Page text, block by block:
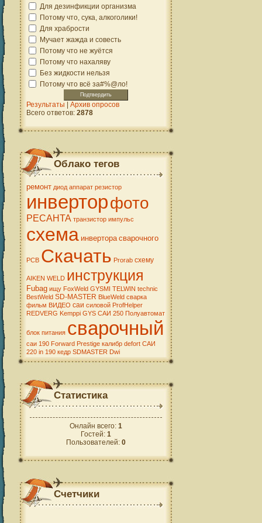
Для дезинфикции организма
Потому что, сука, алкоголики!
Для храбрости
Мучает жажда и совесть
Потому что не жуётся
Потому что нахаляву
Без жидкости нельзя
Потому что всё за#%@ло!
Результаты | Архив опросов
Всего ответов: 2878
Облако тегов
ремонт диод аппарат резистор
инверторфото
РЕСАНТА транзистор импульс
схема инвертора сварочного
PCB Скачать Prorab схему
AIKEN WELD инструкция
Fubag ищу FoxWeld GYSMI TELWIN technic
BestWeld SD-MASTER BlueWeld сварка
фильм ВИДЕО саи силовой ProfHelper
REDVERG Kemppi GYS САИ 250 Полуавтомат
блок питания сварочный
саи 190 Forward Prestige калибр defort САИ
220 in 190 кедр SDMASTER Dwi
Статистика
Онлайн всего: 1
Гостей: 1
Пользователей: 0
Счетчики